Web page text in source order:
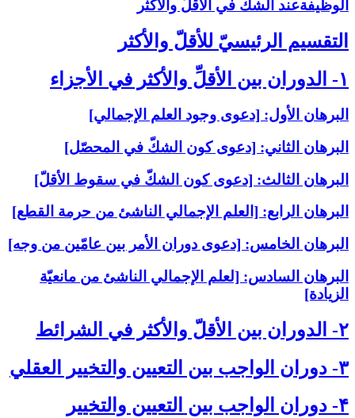
الوظيفةعند الشكّ في الأقلّ والأكثر
التقسيم الرئيسيّ للأقلّ والأكثر
۱- الدوران بين الأقلِّ والأكثر في الأجزاء
البرهان الأول: [دعوى وجود العلم الإجمالي‏]
البرهان الثاني: [دعوى كون الشكّ في المحصّل‏]
البرهان الثالث: [دعوى كون الشكّ في سقوط الأقلّ‏]
البرهان الرابع: [العلم الإجمالي الناشئ من حرمة القطع‏]
البرهان الخامس: [دعوى دوران الأمر بين عامّين من وجه‏]
البرهان السادس: [لعلم الإجمالي الناشئ من مانعيّة
الزيادة]
۲- الدوران بين الأقلّ والأكثر في الشرائط
۳- دوران الواجب بين التعيين والتخيير العقلي‏
۴- دوران الواجب بين التعيين والتخيير